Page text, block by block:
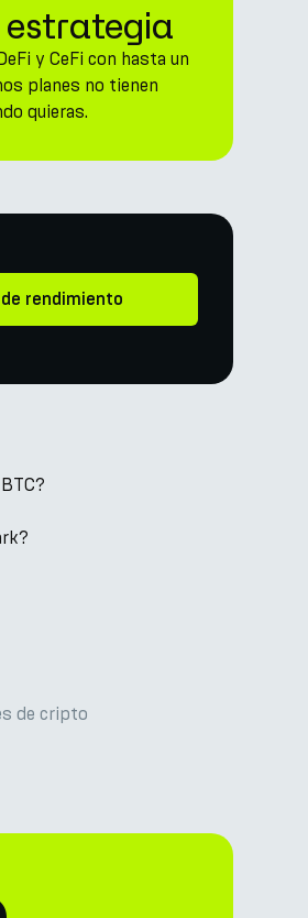
estrategia
y CeFi con hasta un
planes no tienen
quieras.
rendimiento
de cripto